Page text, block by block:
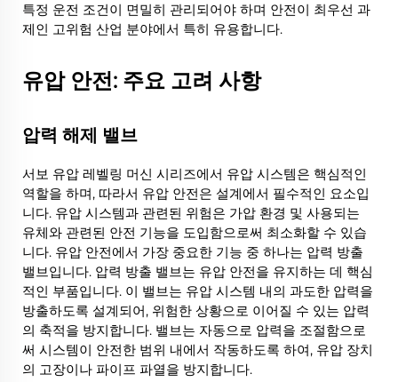
특정 운전 조건이 면밀히 관리되어야 하며 안전이 최우선 과
제인 고위험 산업 분야에서 특히 유용합니다.
유압 안전: 주요 고려 사항
압력 해제 밸브
서보 유압 레벨링 머신 시리즈에서 유압 시스템은 핵심적인
역할을 하며, 따라서 유압 안전은 설계에서 필수적인 요소입
니다. 유압 시스템과 관련된 위험은 가압 환경 및 사용되는
유체와 관련된 안전 기능을 도입함으로써 최소화할 수 있습
니다. 유압 안전에서 가장 중요한 기능 중 하나는 압력 방출
밸브입니다. 압력 방출 밸브는 유압 안전을 유지하는 데 핵심
적인 부품입니다. 이 밸브는 유압 시스템 내의 과도한 압력을
방출하도록 설계되어, 위험한 상황으로 이어질 수 있는 압력
의 축적을 방지합니다. 밸브는 자동으로 압력을 조절함으로
써 시스템이 안전한 범위 내에서 작동하도록 하여, 유압 장치
의 고장이나 파이프 파열을 방지합니다.